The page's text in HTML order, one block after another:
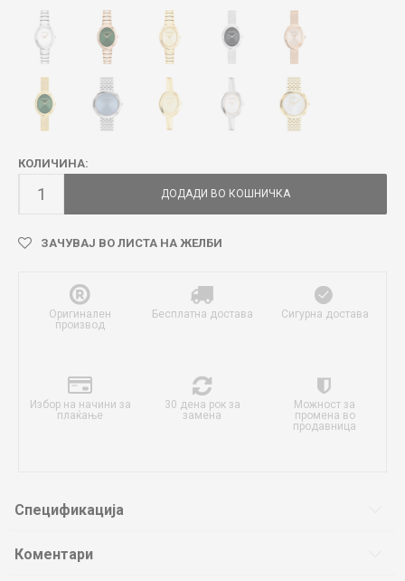
КОЛИЧИНА:
ДОДАДИ ВО КОШНИЧКА
ЗАЧУВАЈ ВО ЛИСТА НА ЖЕЛБИ
Оригинален
производ
Бесплатна достава Сигурна достава
Избор на начини за
плаќање
30 дена рок за
замена
Можност за
промена во
продавница
Спецификација
Коментари